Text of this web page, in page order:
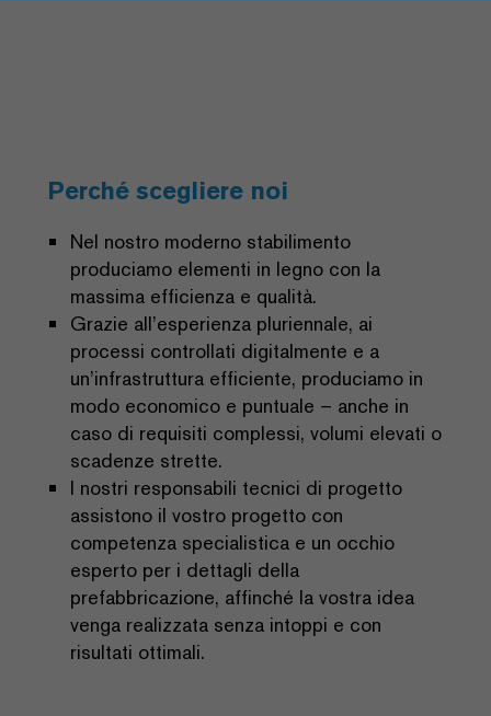
Perché scegliere noi
Nel nostro moderno stabilimento
produciamo elementi in legno con la
massima efficienza e qualità.
Grazie all’esperienza pluriennale, ai
processi controllati digitalmente e a
un’infrastruttura efficiente, produciamo in
modo economico e puntuale – anche in
caso di requisiti complessi, volumi elevati o
scadenze strette.
I nostri responsabili tecnici di progetto
assistono il vostro progetto con
competenza specialistica e un occhio
esperto per i dettagli della
prefabbricazione, affinché la vostra idea
venga realizzata senza intoppi e con
risultati ottimali.